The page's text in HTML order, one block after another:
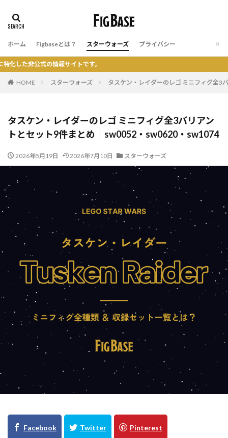
ホーム Figbaseとは？ スターウォーズ プライバシー
の情報サイトです。
HOME スターウォーズ タスケン・レイダーのレゴ ミニフィグ全
タスケン・レイダーのレゴ ミニフィグ全3バリアン
トとセット9件まとめ｜sw0052・sw0620・sw1074
2026年5月19日 2026年7月10日 スターウォーズ